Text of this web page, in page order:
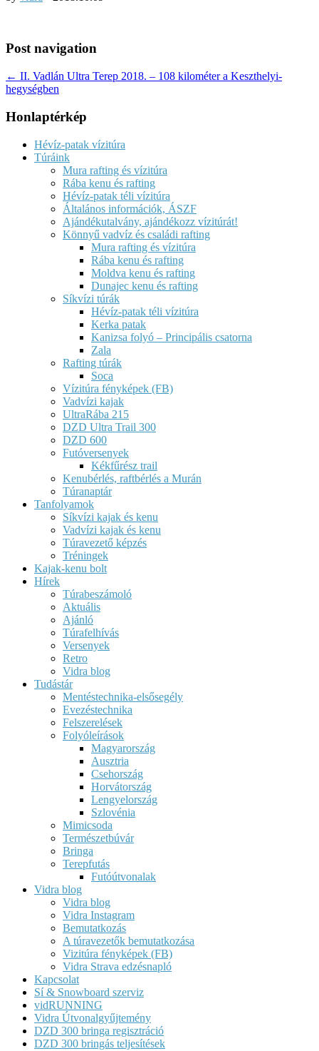
Post navigation
← II. Vadlán Ultra Terep 2018. – 108 kilométer a Keszthelyi-
hegységben
Honlaptérkép
Hévíz-patak vízitúra
Túráink
Mura rafting és vízitúra
Rába kenu és rafting
Hévíz-patak téli vízitúra
Általános információk, ÁSZF
Ajándékutalvány, ajándékozz vízitúrát!
Könnyű vadvíz és családi rafting
Mura rafting és vízitúra
Rába kenu és rafting
Moldva kenu és rafting
Dunajec kenu és rafting
Síkvízi túrák
Hévíz-patak téli vízitúra
Kerka patak
Kanizsa folyó – Principális csatorna
Zala
Rafting túrák
Soca
Vízitúra fényképek (FB)
Vadvízi kajak
UltraRába 215
DZD Ultra Trail 300
DZD 600
Futóversenyek
Kékfűrész trail
Kenubérlés, raftbérlés a Murán
Túranaptár
Tanfolyamok
Síkvízi kajak és kenu
Vadvízi kajak és kenu
Túravezető képzés
Tréningek
Kajak-kenu bolt
Hírek
Túrabeszámoló
Aktuális
Ajánló
Túrafelhívás
Versenyek
Retro
Vidra blog
Tudástár
Mentéstechnika-elsősegély
Evezéstechnika
Felszerelések
Folyóleírások
Magyarország
Ausztria
Csehország
Horvátország
Lengyelország
Szlovénia
Mimicsoda
Természetbúvár
Bringa
Terepfutás
Futóútvonalak
Vidra blog
Vidra blog
Vidra Instagram
Bemutatkozás
A túravezetők bemutatkozása
Vizitúra fényképek (FB)
Vidra Strava edzésnapló
Kapcsolat
Sí & Snowboard szerviz
vidRUNNING
Vidra Útvonalgyűjtemény
DZD 300 bringa regisztráció
DZD 300 bringás teljesítések